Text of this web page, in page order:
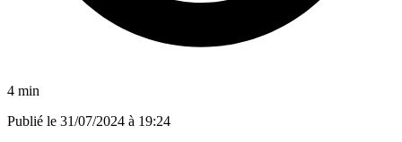
4 min
Publié le 31/07/2024 à 19:24